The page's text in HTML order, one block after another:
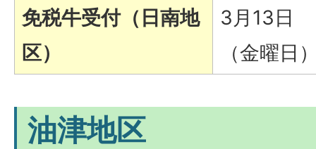
免税牛受付（日南地
区）
3月13日
（金曜日
油津地区